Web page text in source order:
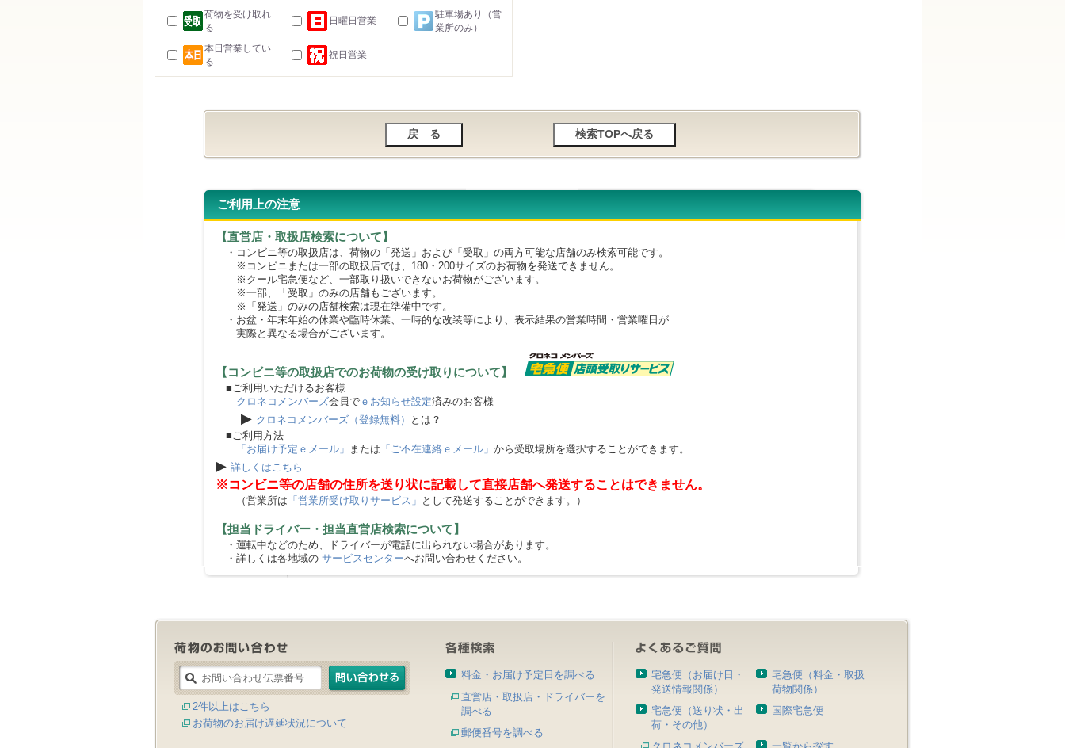
荷物を受け取れ
る
日曜日営業
駐車場あり（営
業所のみ）
本日営業してい
る
祝日営業
ご利用上の注意
【直営店・取扱店検索について】
・コンビニ等の取扱店は、荷物の「発送」および「受取」の両方可能な店舗のみ検索可能です。
※コンビニまたは一部の取扱店では、180・200サイズのお荷物を発送できません。
※クール宅急便など、一部取り扱いできないお荷物がございます。
※一部、「受取」のみの店舗もございます。
※「発送」のみの店舗検索は現在準備中です。
・お盆・年末年始の休業や臨時休業、一時的な改装等により、表示結果の営業時間・営業曜日が
実際と異なる場合がございます。
【コンビニ等の取扱店でのお荷物の受け取りについて】
■ご利用いただけるお客様
クロネコメンバーズ会員で ｅお知らせ設定済みのお客様
▶ クロネコメンバーズ（登録無料）
とは？
■ご利用方法
「お届け予定ｅメール」 または 「ご不在連絡ｅメール」 から受取場所を選択することができます。
▶ 詳しくはこちら
※コンビニ等の店舗の住所を送り状に記載して直接店舗へ発送することはできません。
（営業所は 「営業所受け取りサービス」 として発送することができます。）
【担当ドライバー・担当直営店検索について】
・運転中などのため、ドライバーが電話に出られない場合があります。
・詳しくは各地域の サービスセンターへお問い合わせください。
2件以上はこちら
お荷物のお届け遅延状況について
料金・お届け予定日を調べる
直営店・取扱店・ドライバーを
調べる
郵便番号を調べる
宅急便（お届け日・
発送情報関係）
宅急便（料金・取扱
荷物関係）
宅急便（送り状・出
荷・その他）
国際宅急便